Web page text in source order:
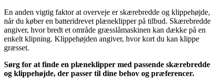
En anden vigtig faktor at overveje er skærebredde og klippehøjde,
når du køber en batteridrevet plæneklipper på tilbud. Skærebredde
angiver, hvor bredt et område græsslåmaskinen kan dække på en
enkelt klipning. Klippehøjden angiver, hvor kort du kan klippe
græsset.
Sørg for at finde en plæneklipper med passende skærebredde
og klippehøjde, der passer til dine behov og præferencer.